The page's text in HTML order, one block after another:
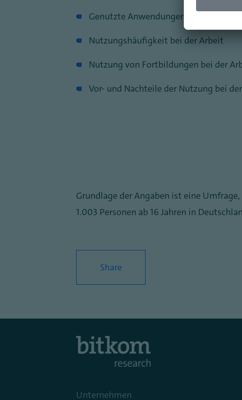
Genutzte Anwendungen bzw. Angebote
Nutzungshäufigkeit bei der Arbeit
Nutzung von Fortbildungen bei der
Vor- und Nachteile der Nutzung bei
Grundlage der Angaben ist eine
1.003 Personen ab 16 Jahren in
Share
Unternehmen